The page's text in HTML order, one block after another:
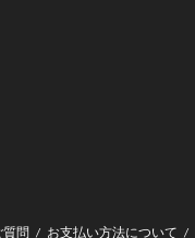
質問 お支払い方法について